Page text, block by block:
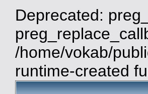
Deprecated:
/home/vokab/
runtime-created